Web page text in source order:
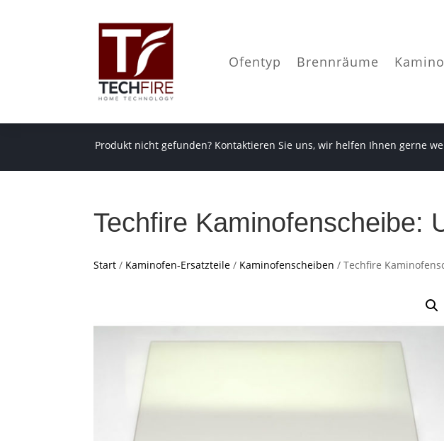
Ofentyp Brennräume
Produkt nicht gefunden? Kontaktieren Sie uns, wir helfen Ihnen gerne
Techfire Kaminofenscheibe:
Start/ Kaminofen-Ersatzteile/ Kaminofenscheiben / Techfire